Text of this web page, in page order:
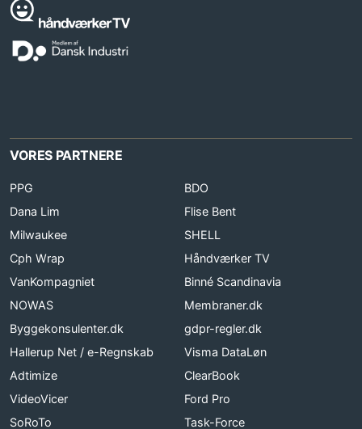
VORES PARTNERE
PPG
BDO
Dana Lim
Flise Bent
Milwaukee
SHELL
Cph Wrap
Håndværker TV
VanKompagniet
Binné Scandinavia
NOWAS
Membraner.dk
Byggekonsulenter.dk
gdpr-regler.dk
Hallerup Net / e-Regnskab
Visma DataLøn
Adtimize
ClearBook
VideoVicer
Ford Pro
SoRoTo
Task-Force